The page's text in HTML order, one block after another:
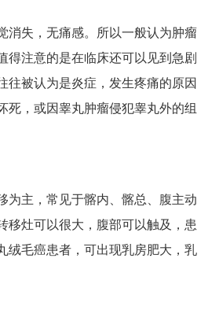
消失，无痛感。所以一般认为肿瘤
得注意的是在临床还可以见到急剧
往被认为是炎症，发生疼痛的原因
死，或因睾丸肿瘤侵犯睾丸外的组
为主，常见于髂内、髂总、腹主动
移灶可以很大，腹部可以触及，患
绒毛癌患者，可出现乳房肥大，乳